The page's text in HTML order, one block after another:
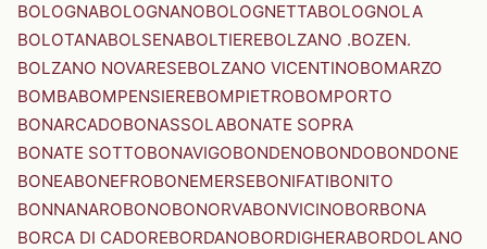
BOLOGNABOLOGNANOBOLOGNETTABOLOGNOLA
BOLOTANABOLSENABOLTIEREBOLZANO .BOZEN.
BOLZANO NOVARESEBOLZANO VICENTINOBOMARZO
BOMBABOMPENSIEREBOMPIETROBOMPORTO
BONARCADOBONASSOLABONATE SOPRA
BONATE SOTTOBONAVIGOBONDENOBONDOBONDONE
BONEABONEFROBONEMERSEBONIFATIBONITO
BONNANAROBONOBONORVABONVICINOBORBONA
BORCA DI CADOREBORDANOBORDIGHERABORDOLANO